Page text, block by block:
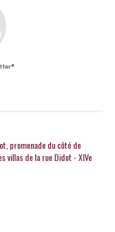
promenade du côté de
villas de la rue Didot - XIVe